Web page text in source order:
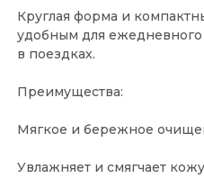
Круглая форма и
удобным для
в поездках.
Преимущества:
Мягкое и бережное
Увлажняет и смягчает кожу